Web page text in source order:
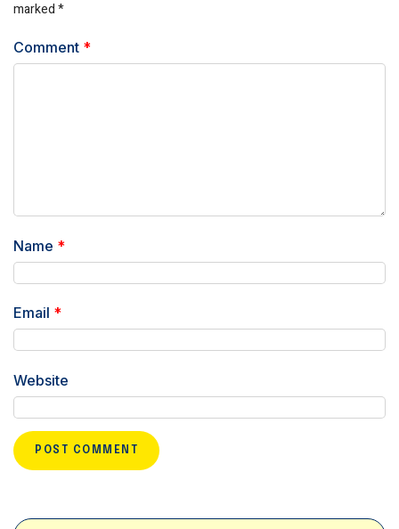
marked*
Comment *
Name *
Email *
Website